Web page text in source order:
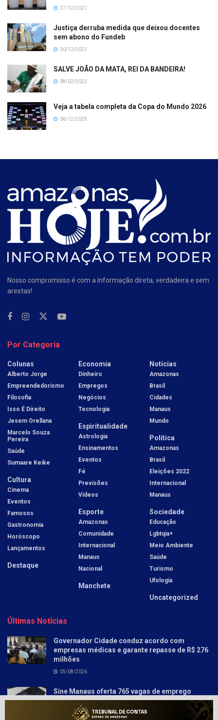
27/12/2021
Justiça derruba medida que deixou docentes
sem abono do Fundeb
30/12/2022
SALVE JOÃO DA MATA, REI DA BANDEIRA!
08/02/2022
Veja a tabela completa da Copa do Mundo 2026
06/12/2025
Nosso compromisso é com a informação direta, verdadeira e sem
arestas!
Por Categoria
Colunas
Alberto Jorge
Empreendedorismo
Filosofia
Isso É Direito
Jesem Orellana
Marcelo Souza
Pereira
Saúde
Sumaare Keike
Cultura
Cinema
Eventos
Famosos
Gastronomia
Horóscopo
Lançamentos
Destaque
Economia
Dinheiro
Empregos
Negócios
Tecnologia
Espiritualidade
Astrologia
Ensinamentos
Eventos
Fé
Previsões
Vídeos
Esporte
Amazonas
Comunidade
Internacional
Manaus
Nacional
Manchete
Notícias
Amazonas
Brasil
Cidades
Manaus
Mundo
Política
Amazonas
Brasil
Eleições 2022
Internacional
Manaus
Sociedade
Educação
Lgbtqia+
Meio Ambiente
Saúde
Turismo
Ufologia
Uncategorized
Últimas Notícias
Governador Cidade conduz acordo com
empresas médicas e garante repasse de R$ 276
milhões
05/08/2026
Sine Manaus oferta 765 vagas de emprego
nesta quinta-feira, 6/8
05/08/2026